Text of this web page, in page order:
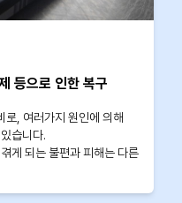
등으로 인한 복구
로, 여러가지 원인에 의해
습니다.
게 되는 불편과 피해는 다른